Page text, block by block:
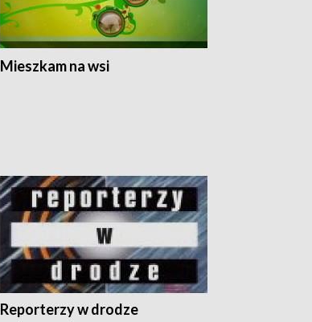
Mieszkam na wsi
Reporterzy w drodze